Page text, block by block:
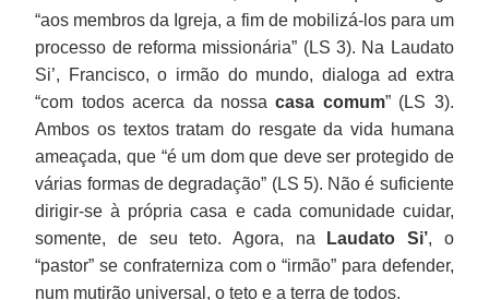
“aos membros da Igreja, a fim de mobilizá-los para um
processo de reforma missionária” (LS 3). Na Laudato
Si’, Francisco, o irmão do mundo, dialoga ad extra
“com todos acerca da nossacasa comum” (LS 3).
Ambos os textos tratam do resgate da vida humana
ameaçada, que “é um dom que deve ser protegido de
várias formas de degradação” (LS 5). Não é suficiente
dirigir-se à própria casa e cada comunidade cuidar,
somente, de seu teto. Agora, na
Laudato Si’, o
“pastor” se confraterniza com o “irmão” para defender,
num mutirão universal, o teto e a terra de todos.